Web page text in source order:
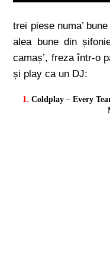
trei piese numa’
alea bune din
camaș’, freza într-o
și play ca un DJ:
1. Coldplay – Every